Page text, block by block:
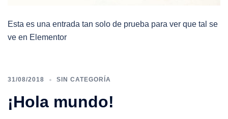
Esta es una entrada tan solo de prueba para ver que tal se
ve en Elementor
31/08/2018 SIN CATEGORÍA
¡Hola mundo!